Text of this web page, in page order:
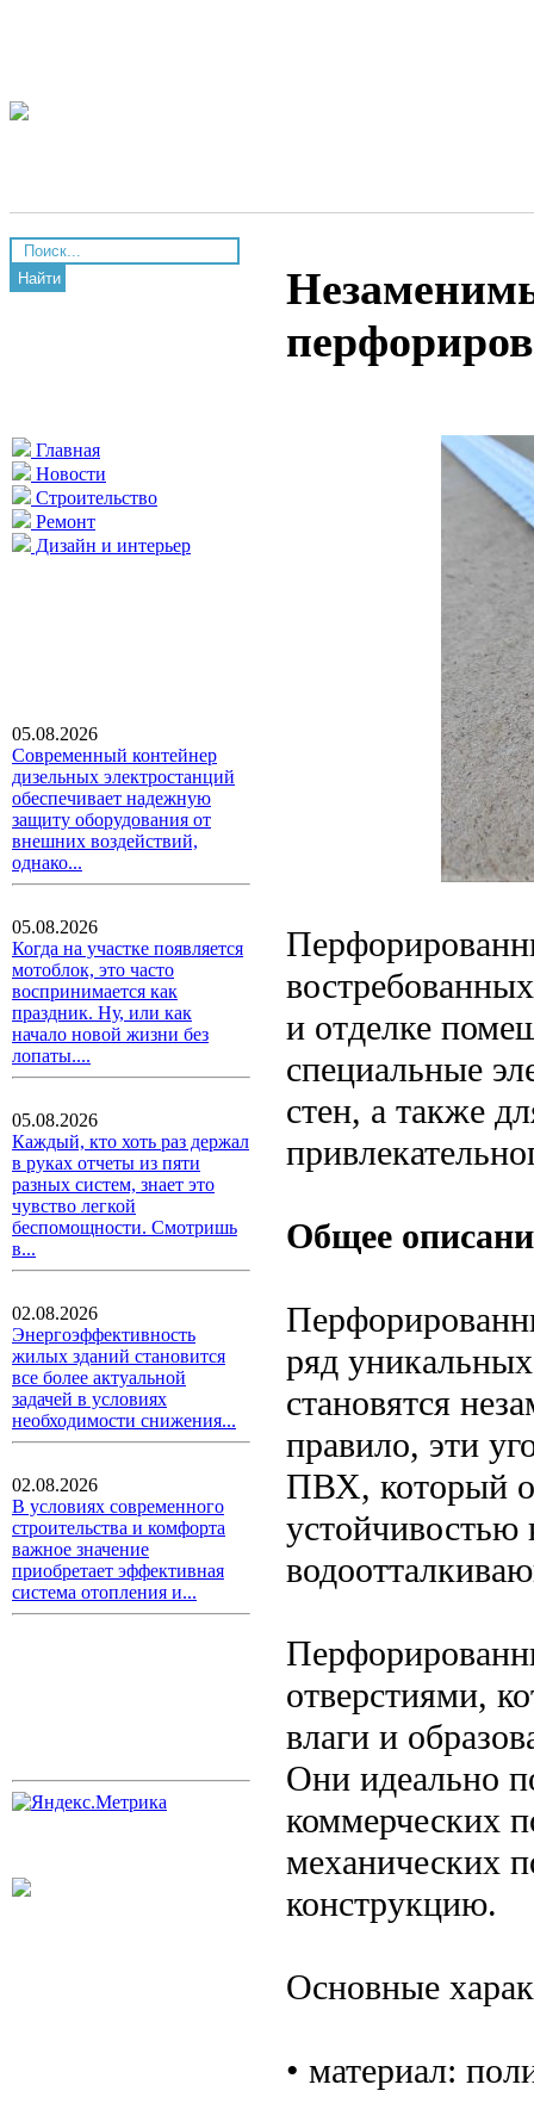
Найти
Главная
Новости
Строительство
Ремонт
Дизайн и интерьер
05.08.2026
Современный контейнер
дизельных электростанций
обеспечивает надежную
защиту оборудования от
внешних воздействий,
однако...
05.08.2026
Когда на участке появляется
мотоблок, это часто
воспринимается как
праздник. Ну, или как
начало новой жизни без
лопаты....
05.08.2026
Каждый, кто хоть раз держал
в руках отчеты из пяти
разных систем, знает это
чувство легкой
беспомощности. Смотришь
в...
02.08.2026
Энергоэффективность
жилых зданий становится
все более актуальной
задачей в условиях
необходимости снижения...
02.08.2026
В условиях современного
строительства и комфорта
важное значение
приобретает эффективная
система отопления и...
и отделке
специальные
стен, а также
Общее
ряд
становятся
правило, эти
ПВХ, который
отверстиями,
влаги и
Они идеально
коммерческих
механических
конструкцию.
Основные
• материал: